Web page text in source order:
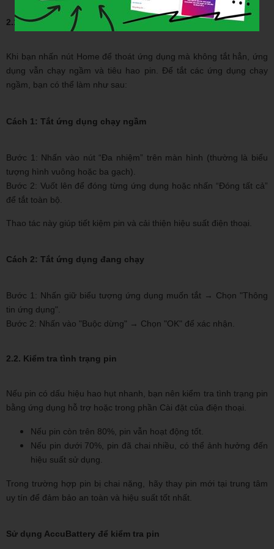
2.1. Tắt ứng dụng chạy nền
Khi bạn nhấn nút Home để thoát ứng dụng mà không tắt hẳn, ứng
dụng vẫn chạy ngầm và tiêu hao pin. Để tắt các ứng dụng chạy
ngầm, bạn có thể làm như sau:
Cách 1: Tắt ứng dụng chạy ngầm
Bước 1: Nhấn vào nút “Đa nhiệm” trên màn hình (thường là biểu
tượng hình vuông hoặc ba gạch).
Bước 2: Vuốt lên để đóng từng ứng dụng hoặc nhấn “Đóng tất cả”
để tắt toàn bộ.
Thao tác này giúp tiết kiệm pin và cải thiện hiệu suất điện thoại.
Cách 2: Tắt ứng dụng đang chạy
Bước 1: Nhấn giữ biểu tượng ứng dụng muốn tắt → Chọn "Thông
tin ứng dụng".
Bước 2: Nhấn vào "Buộc dừng" → Chọn "OK" để xác nhận.
2.2. Kiểm tra tình trạng pin
Nếu pin có dấu hiệu hao hụt nhanh, bạn nên kiểm tra tình trạng pin
bằng ứng dụng hỗ trợ hoặc trong phần Cài đặt của điện thoại.
Nếu pin còn trên 80%, pin vẫn hoạt động tốt.
Nếu pin dưới 70%, pin đã chai nhiều, có thể ảnh hưởng đến
hiệu suất sử dụng.
Trong trường hợp pin bị chai nặng, hãy thay pin mới tại trung tâm
uy tín để đảm bảo an toàn và hiệu suất tốt nhất.
Sử dụng AccuBattery để kiểm tra pin